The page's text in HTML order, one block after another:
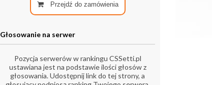
Przejdź do zamówienia
Głosowanie na serwer
Pozycja serwerów w rankingu CSSetti.pl
ustawiana jest na podstawie ilości głosów z
głosowania. Udostępnij link do tej strony, a